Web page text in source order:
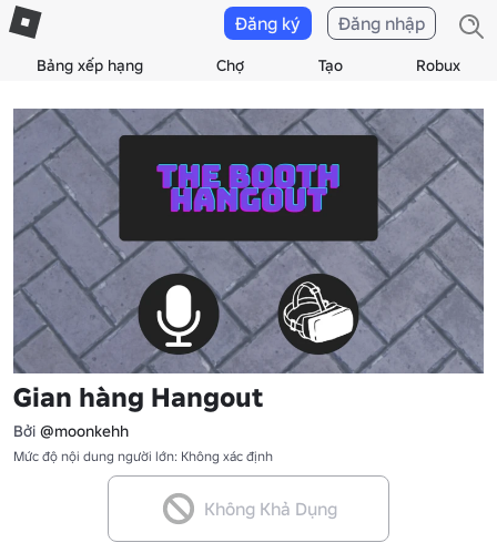
Bảng xếp hạng Chợ Tạo Robux
Đăng ký Đăng nhập
Gian hàng Hangout
Bởi @moonkehh
Mức độ nội dung người lớn: Không xác định
Không Khả Dụng